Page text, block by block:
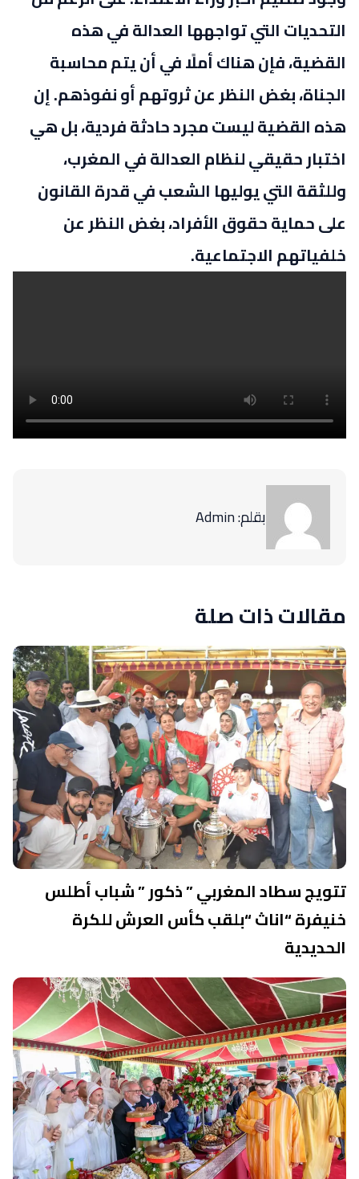
التحديات التي تواجهها العدالة في هذه
القضية، فإن هناك أملًا في أن يتم محاسبة
الجناة، بغض النظر عن ثروتهم أو نفوذهم. إن
هذه القضية ليست مجرد حادثة فردية، بل هي
اختبار حقيقي لنظام العدالة في المغرب،
وللثقة التي يوليها الشعب في قدرة القانون
على حماية حقوق الأفراد، بغض النظر عن
خلفياتهم الاجتماعية.
بقلم: Admin
مقالات ذات صلة
تتويج سطاد المغربي ” ذكور ” شباب أطلس
خنيفرة “اناث “بلقب كأس العرش للكرة
الحديدية